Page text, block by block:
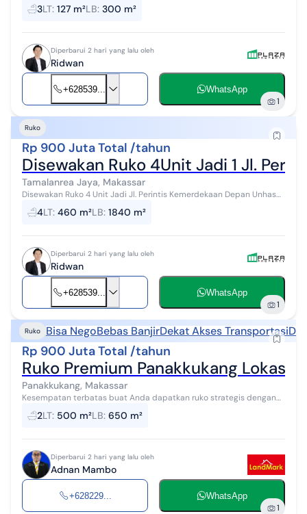
3LT: 127 m²LB: 300 m²
Diperbarui 2 hari yang lalu oleh
Ridwan
+628539... WhatsApp
1
Ruko
Rp 900 Juta Total /tahun
Disewakan Ruko 4Unit Jadi 1 Jl.
Tamalanrea Jaya, Makassar
Disewakan Ruko 4 Unit Jadi Jl. Perintis Kemerdekaan Depan Unhas
4LT: 460 m²LB: 1840 m²
Diperbarui 2 hari yang lalu oleh
Ridwan
+628539... WhatsApp
1
Ruko Bisa NegoBebas BanjirDekat Akses Transportasi
Rp 900 Juta Total /tahun
Ruko Premium Panakkukang Lokasi
Panakkukang, Makassar
Kesempatan terbatas buat Anda dapatkan ruko strategis dengan
return investasi tinggi di Panakkukang, Makassar. Ruko ini
menawarkan lokasi yang str...
2LT: 500 m²LB: 650 m²
Diperbarui 2 hari yang lalu oleh
Adnan Mambo
+628229... WhatsApp
1